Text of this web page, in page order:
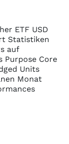
ETF USD
Statistiken
auf
Purpose Core
Units
Monat